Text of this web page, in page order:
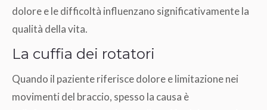
dolore e le difficoltà influenzano significativamente la
qualità della vita.
La cuffia dei rotatori
Quando il paziente riferisce dolore e limitazione nei
movimenti del braccio, spesso la causa è